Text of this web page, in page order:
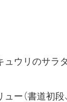
ウリのサラ
（書道初段